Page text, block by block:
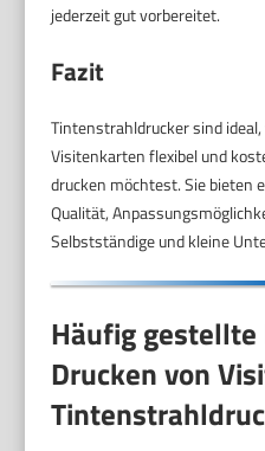
jederzeit gut vorbereitet.
Fazit
Tintenstrahldrucker sind
Visitenkarten flexibel und
drucken möchtest. Sie bieten
Qualität,
Selbstständige und kleine
Häufig gestellte
Drucken von